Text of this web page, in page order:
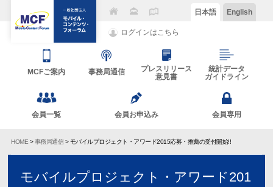
ログインはこちら
日本語 English
MCFご案内 事務局通信
プレスリリース
意見書
統計データ
ガイドライン
会員一覧 会員お申込み 会員専用
HOME >事務局通信> モバイルプロジェクト・アワード2015応募・推薦の受付開始!!
モバイルプロジェクト・アワード201